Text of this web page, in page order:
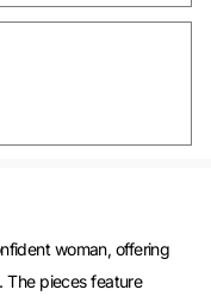
woman, offering
The pieces feature